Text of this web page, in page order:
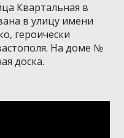
Квартальная в
в улицу имени
героически
На доме №
доска.